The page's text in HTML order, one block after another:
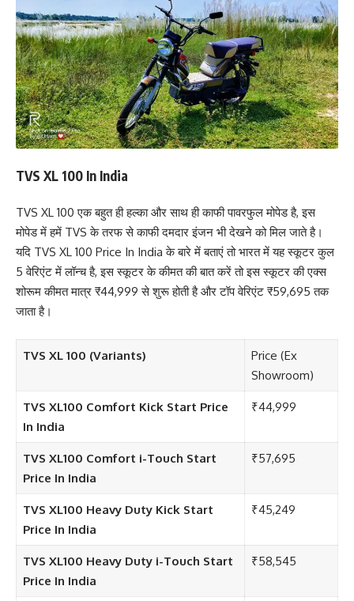
TVS XL 100 In India
TVS XL 100 एक बहुत ही हल्का और साथ ही काफी पावरफुल मोपेड है, इस
मोपेड में हमें TVS के तरफ से काफी दमदार इंजन भी देखने को मिल जाते है।
यदि TVS XL 100 Price In India के बारे में बताएं तो भारत में यह स्कूटर कुल
5 वेरिएंट में लॉन्च है, इस स्कूटर के कीमत की बात करें तो इस स्कूटर की एक्स
शोरूम कीमत मात्र ₹44,999 से शुरू होती है और टॉप वेरिएंट ₹59,695 तक
जाता है।
TVS XL 100 (Variants)
Price (Ex
Showroom)
TVS XL100 Comfort Kick Start Price
In India
₹44,999
TVS XL100 Comfort i-Touch Start
Price In India
₹57,695
TVS XL100 Heavy Duty Kick Start
Price In India
₹45,249
TVS XL100 Heavy Duty i-Touch Start
Price In India
₹58,545